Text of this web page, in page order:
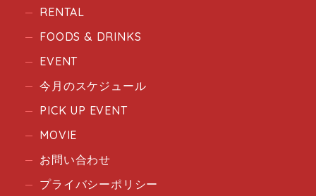
RENTAL
FOODS & DRINKS
EVENT
今月のスケジュール
PICK UP EVENT
MOVIE
お問い合わせ
プライバシーポリシー